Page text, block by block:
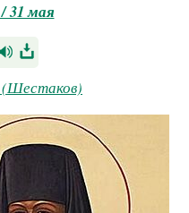
31 мая
(Шестаков)